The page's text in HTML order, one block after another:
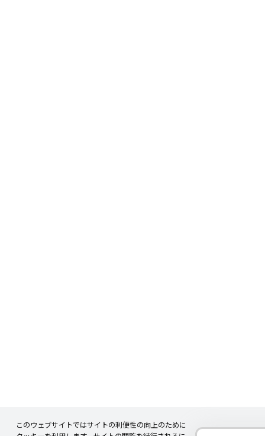
このウェブサイトではサイトの利便性の向上のために